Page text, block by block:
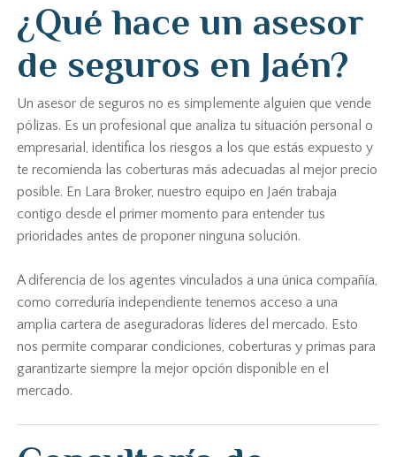
¿Qué hace un asesor
de seguros en Jaén?
Un asesor de seguros no es simplemente alguien que vende
pólizas. Es un profesional que analiza tu situación personal o
empresarial, identifica los riesgos a los que estás expuesto y
te recomienda las coberturas más adecuadas al mejor precio
posible. En Lara Broker, nuestro equipo en Jaén trabaja
contigo desde el primer momento para entender tus
prioridades antes de proponer ninguna solución.
A diferencia de los agentes vinculados a una única compañía,
como correduría independiente tenemos acceso a una
amplia cartera de aseguradoras líderes del mercado. Esto
nos permite comparar condiciones, coberturas y primas para
garantizarte siempre la mejor opción disponible en el
mercado.